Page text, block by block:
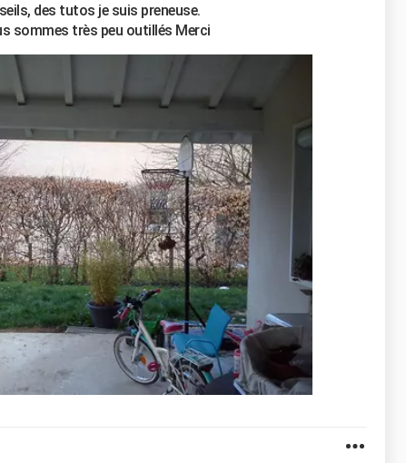
des tutos je suis preneuse.
sommes très peu outillés Merci